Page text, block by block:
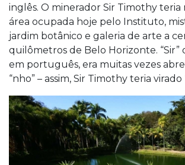
inglês. O minerador Sir Timothy teria
área ocupada hoje pelo Instituto,
jardim botânico e galeria de arte a
quilômetros de Belo Horizonte. “Sir”
em português, era muitas vezes
“nho” – assim, Sir Timothy teria virado